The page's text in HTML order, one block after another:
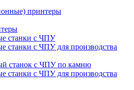
принтеры
станки с ЧПУ
станки с ЧПУ для производства
станок с ЧПУ по камню
станки с ЧПУ для производства